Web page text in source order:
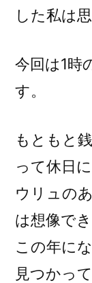
した私は
今回は1時
す。
もともと
って休日
ウリュの
は想像で
この年に
見つかっ